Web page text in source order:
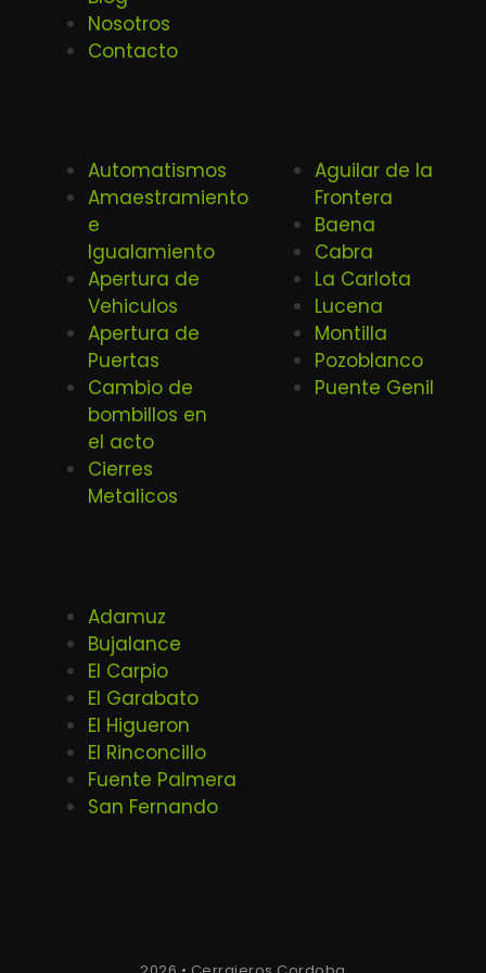
Nosotros
Contacto
Automatismos
Amaestramiento
e
Igualamiento
Apertura de
Vehiculos
Apertura de
Puertas
Cambio de
bombillos en
el acto
Cierres
Metalicos
Aguilar de la
Frontera
Baena
Cabra
La Carlota
Lucena
Montilla
Pozoblanco
Puente Genil
Adamuz
Bujalance
El Carpio
El Garabato
El Higueron
El Rinconcillo
Fuente Palmera
San Fernando